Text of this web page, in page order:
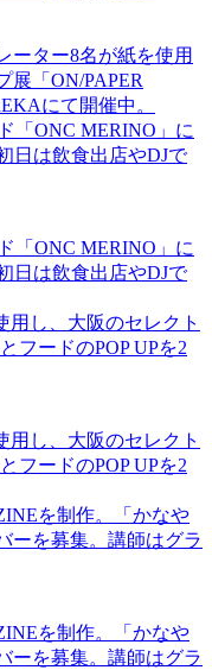
ーター8名が紙を使用
展「ON/PAPER
にて開催中。
「ONC MERINO」に
日は飲食出店やDJで
「ONC MERINO」に
日は飲食出店やDJで
用し、大阪のセレクト
フードのPOP UPを2
用し、大阪のセレクト
フードのPOP UPを2
を制作。「かなや
ーを募集。講師はグラ
を制作。「かなや
ーを募集。講師はグラ